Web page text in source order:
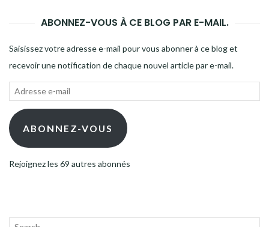
ABONNEZ-VOUS À CE BLOG PAR E-MAIL.
Saisissez votre adresse e-mail pour vous abonner à ce blog et
recevoir une notification de chaque nouvel article par e-mail.
Adresse
mail ABONNEZ-VOUS
Rejoignez les 69 autres abonnés